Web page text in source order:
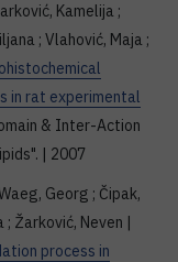
Kamelija ;
; Vlahović, Maja ;
in rat experimental
& Inter-Action
| 2007
Georg ; Čipak,
; Žarković, Neven |
process in